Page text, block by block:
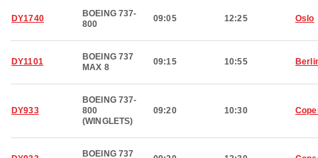
DY1740
BOEING 737-
800
09:05 12:25 Oslo
DY1101
BOEING 737
MAX 8
09:15 10:55
DY933
BOEING 737-
800
(WINGLETS)
09:20 10:30
BOEING 737